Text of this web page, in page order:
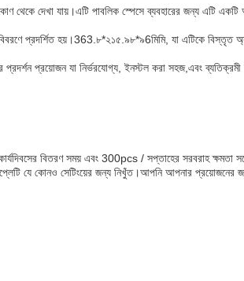
দেখা যায়।এটি পাবলিক স্পেসে ব্যবহারের জন্য এটি একটি
প্রদর্শিত হয়।363.৮*২১৫.৯৮*৯6মিমি, যা এটিকে বিস্তৃত
প্রয়োজন যা নির্ভরযোগ্য, ইনস্টল করা সহজ,এবং
বিতরণ সময় এবং 300pcs / সপ্তাহের সরবরাহ
কোনও সেটিংয়ের জন্য নিখুঁত।আপনি আপনার প্রয়োজনের জন্য